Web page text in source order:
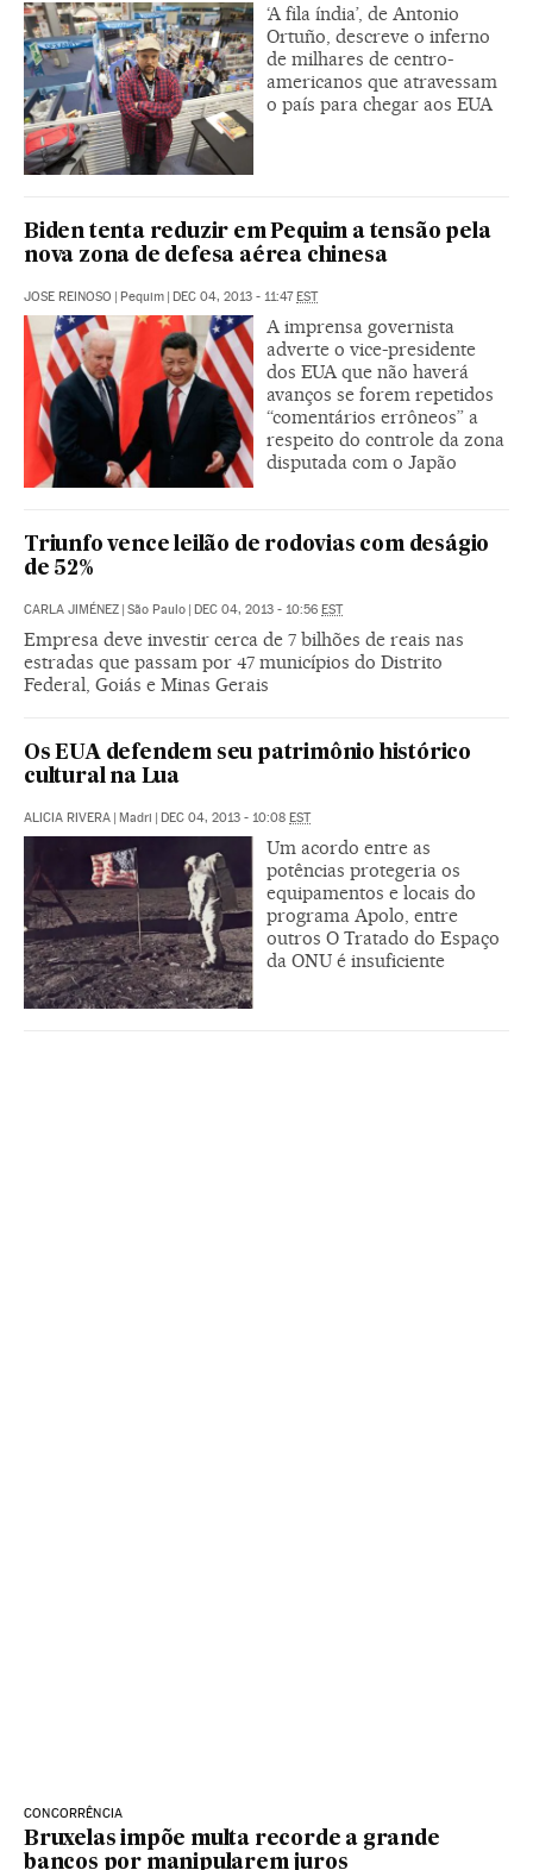
‘A fila índia’, de Antonio
Ortuño, descreve o inferno
de milhares de centro-
americanos que atravessam
o país para chegar aos EUA
Biden tenta reduzir em Pequim a tensão pela
nova zona de defesa aérea chinesa
JOSE REINOSO | Pequim | DEC 04, 2013 - 11:47EST
A imprensa governista
adverte o vice-presidente
dos EUA que não haverá
avanços se forem repetidos
“comentários errôneos” a
respeito do controle da zona
disputada com o Japão
Triunfo vence leilão de rodovias com deságio
de 52%
CARLA JIMÉNEZ | São Paulo | DEC 04, 2013 - 10:56 EST
Empresa deve investir cerca de 7 bilhões de reais nas
estradas que passam por 47 municípios do Distrito
Federal, Goiás e Minas Gerais
Os EUA defendem seu patrimônio histórico
cultural na Lua
ALICIA RIVERA | Madri | DEC 04, 2013 - 10:08 EST
Um acordo entre as
potências protegeria os
equipamentos e locais do
programa Apolo, entre
outros O Tratado do Espaço
da ONU é insuficiente
CONCORRÊNCIA
Bruxelas impõe multa recorde a grande
bancos por manipularem juros